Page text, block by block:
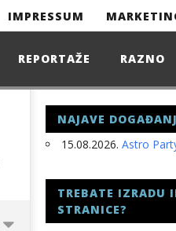
IMPRESSUM
REPORTAŽE RAZNO
NAJAVE
15.08.2026. Astro
TREBATE IZRADU
STRANICE?